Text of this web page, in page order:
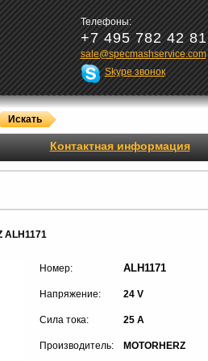
Телефоны:
+7 495 782 42 81
sale@specmashservice.com
Skype звонок
Контактная информация
ALH1171
Номер: ALH1171
Напряжение: 24 V
Сила тока: 25 A
Производитель: MOTORHERZ